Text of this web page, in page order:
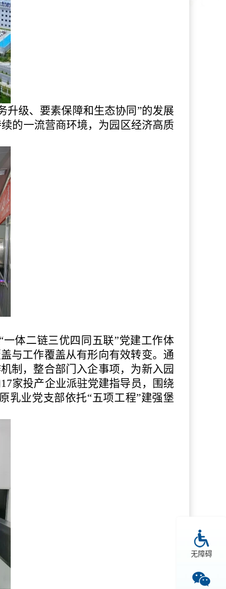
无障碍
升级、要素保障和生态协同”的发展
的一流营商环境，为园区经济高质
体二链三优四同五联”党建工作体
与工作覆盖从有形向有效转变。通
制，整合部门入企事项，为新入园
家投产企业派驻党建指导员，围绕
乳业党支部依托“五项工程”建强堡